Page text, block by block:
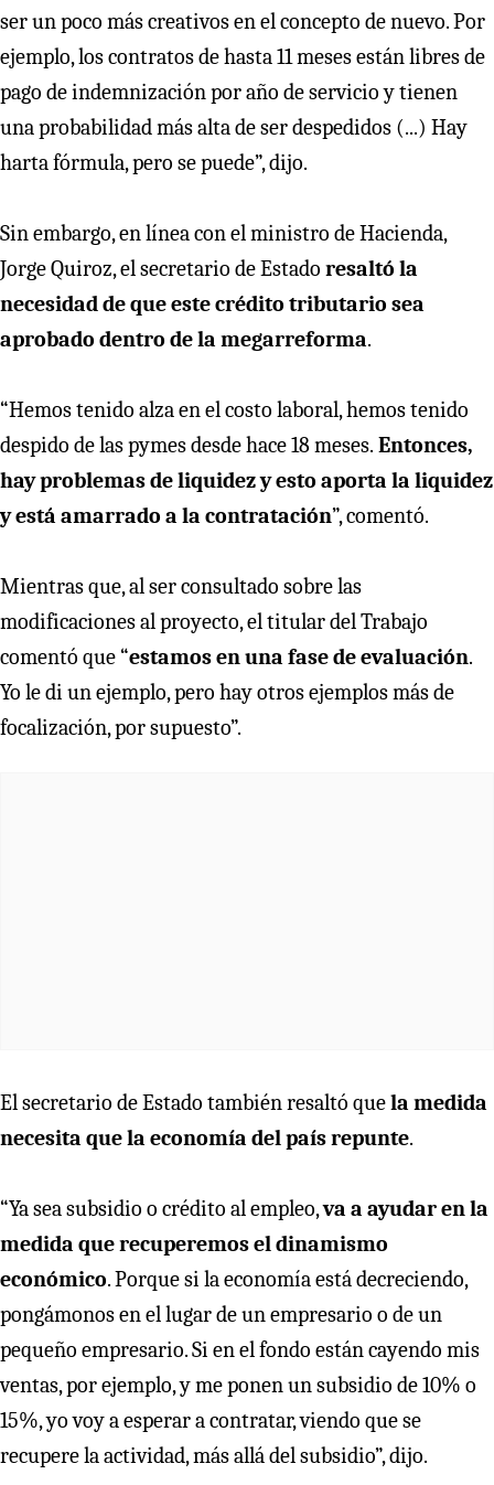
ser un poco más creativos en el concepto de nuevo. Por
ejemplo, los contratos de hasta 11 meses están libres de
pago de indemnización por año de servicio y tienen
una probabilidad más alta de ser despedidos (...) Hay
harta fórmula, pero se puede”, dijo.
Sin embargo, en línea con el ministro de Hacienda,
Jorge Quiroz, el secretario de Estado resaltó la
necesidad de que este crédito tributario sea
aprobado dentro de la megarreforma.
“Hemos tenido alza en el costo laboral, hemos tenido
despido de las pymes desde hace 18 meses. Entonces,
hay problemas de liquidez y esto aporta la liquidez
y está amarrado a la contratación”, comentó.
Mientras que, al ser consultado sobre las
modificaciones al proyecto, el titular del Trabajo
comentó que “estamos en una fase de evaluación.
Yo le di un ejemplo, pero hay otros ejemplos más de
focalización, por supuesto”.
El secretario de Estado también resaltó quela medida
necesita que la economía del país repunte.
“Ya sea subsidio o crédito al empleo,va a ayudar en la
medida que recuperemos el dinamismo
económico. Porque si la economía está decreciendo,
pongámonos en el lugar de un empresario o de un
pequeño empresario. Si en el fondo están cayendo mis
ventas, por ejemplo, y me ponen un subsidio de 10% o
15%, yo voy a esperar a contratar, viendo que se
recupere la actividad, más allá del subsidio”, dijo.